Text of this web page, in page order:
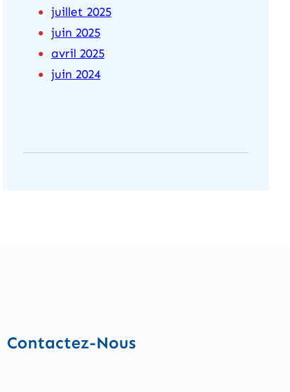
juillet 2025
juin 2025
avril 2025
juin 2024
Contactez-Nous